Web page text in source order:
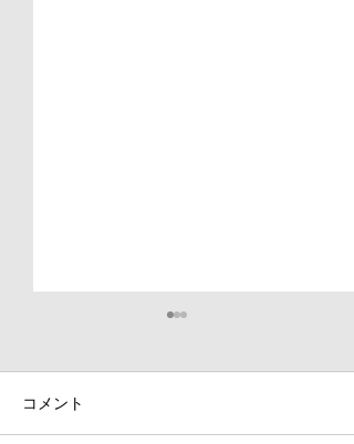
カップ
先日10月25日、26日に行わ
れました第32回ジュニア陸上
コメント